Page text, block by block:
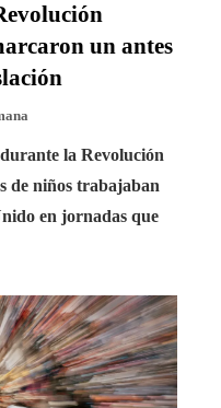
un antes
la Revolución
de niños trabajaban
en jornadas que